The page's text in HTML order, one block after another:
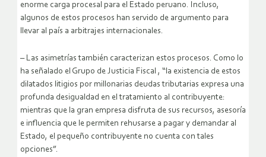
enorme carga procesal para el Estado peruano. Incluso,
algunos de estos procesos han servido de argumento para
llevar al país a arbitrajes internacionales.
– Las asimetrías también caracterizan estos procesos. Como lo
ha señalado el Grupo de Justicia Fiscal , “la existencia de estos
dilatados litigios por millonarias deudas tributarias expresa una
profunda desigualdad en el tratamiento al contribuyente:
mientras que la gran empresa disfruta de sus recursos, asesoría
e influencia que le permiten rehusarse a pagar y demandar al
Estado, el pequeño contribuyente no cuenta con tales
opciones”.